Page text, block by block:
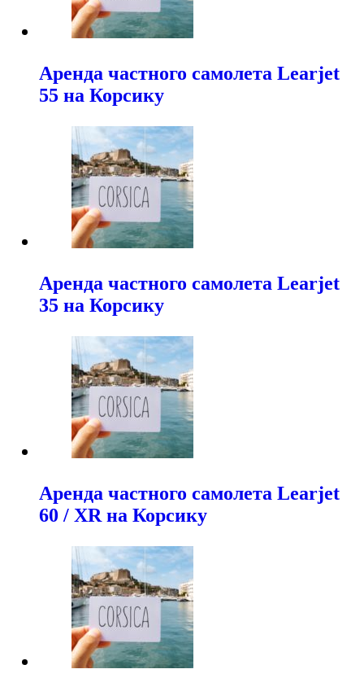
Аренда частного самолета Learjet
55 на Корсику
Аренда частного самолета Learjet
35 на Корсику
Аренда частного самолета Learjet
60 / XR на Корсику